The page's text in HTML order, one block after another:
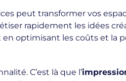
peut transformer vos
rapidement les idées
optimisant les coûts et la
C’est là que l’